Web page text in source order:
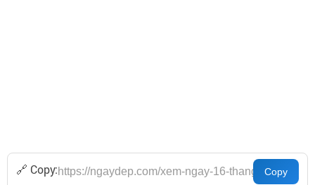
🔗 Copy: